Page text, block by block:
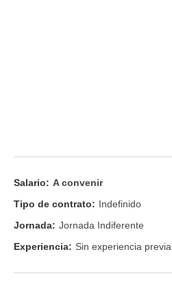
Salario: A convenir
Tipo de contrato: Indefinido
Jornada: Jornada Indiferente
Experiencia: Sin experiencia previa